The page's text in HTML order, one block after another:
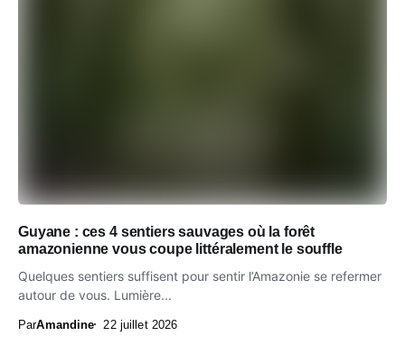
Guyane : ces 4 sentiers sauvages où la forêt
amazonienne vous coupe littéralement le souffle
Quelques sentiers suffisent pour sentir l’Amazonie se refermer
autour de vous. Lumière...
ParAmandine 22 juillet 2026